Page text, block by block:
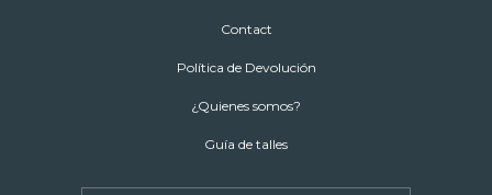
Contact
Política de Devolución
¿Quienes somos?
Guía de talles